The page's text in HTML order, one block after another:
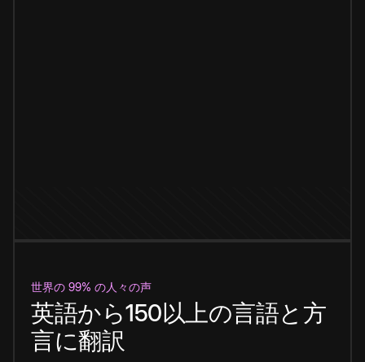
世界の 99% の人々の声
英語から150以上の言語と方
言に翻訳